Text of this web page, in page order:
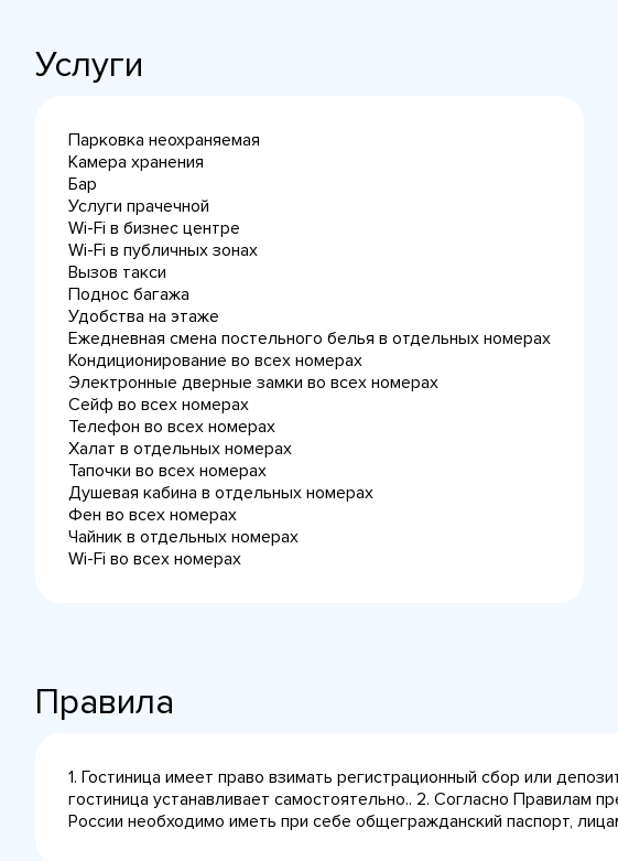
Услуги
Парковка неохраняемая
Камера хранения
Бар
Услуги прачечной
Wi-Fi в бизнес центре
Wi-Fi в публичных зонах
Вызов такси
Поднос багажа
Удобства на этаже
Ежедневная cмена постельного белья в отдельных номерах
Кондиционирование во всех номерах
Электронные дверные замки во всех номерах
Сейф во всех номерах
Телефон во всех номерах
Халат в отдельных номерах
Тапочки во всех номерах
Душевая кабина в отдельных номерах
Фен во всех номерах
Чайник в отдельных номерах
Wi-Fi во всех номерах
Правила
1. Гостиница имеет право взимать регистрационный сбор или
гостиница устанавливает самостоятельно.. 2. Согласно Правилам
России необходимо иметь при себе общегражданский паспорт,